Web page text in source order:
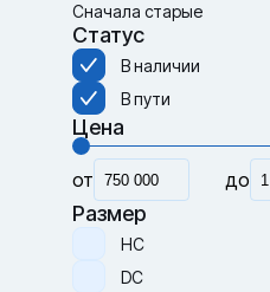
Сначала старые
Статус
В наличии
В пути
Цена
от до
Размер
HC
DC